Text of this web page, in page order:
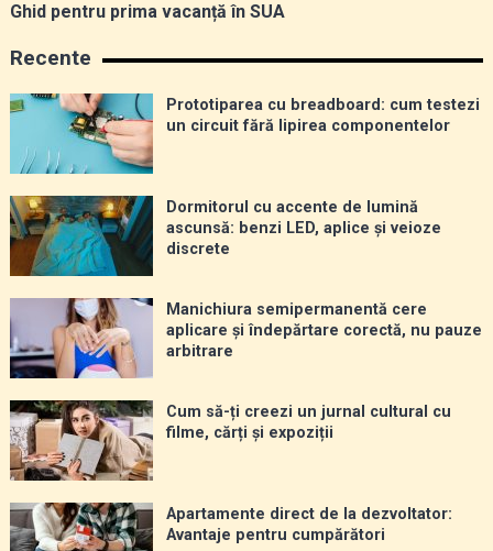
Ghid pentru prima vacanță în SUA
Recente
Prototiparea cu breadboard: cum testezi
un circuit fără lipirea componentelor
Dormitorul cu accente de lumină
ascunsă: benzi LED, aplice și veioze
discrete
Manichiura semipermanentă cere
aplicare și îndepărtare corectă, nu pauze
arbitrare
Cum să-ți creezi un jurnal cultural cu
filme, cărți și expoziții
Apartamente direct de la dezvoltator:
Avantaje pentru cumpărători